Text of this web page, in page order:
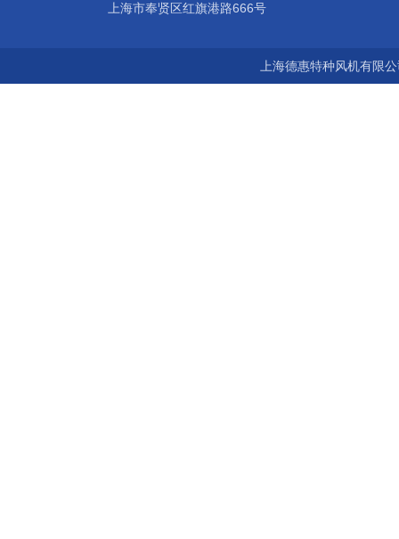
上海市奉贤区红旗港路666号
上海德惠特种风机有限